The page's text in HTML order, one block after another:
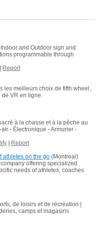
and Outdoor sign and
programmable through
Report
les meilleurs choix de fifth wheel,
de VR en ligne.
à la chasse et à la pêche au
- Électronique - Armurier -
|
Report
athletes on the go(Montreal)
offering specialized
needs of athletes, coaches
de loisirs et de récréation |
camps et magasins